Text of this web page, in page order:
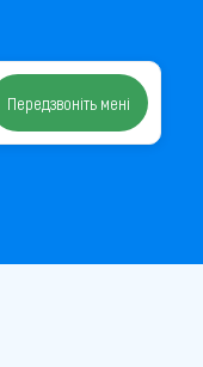
Передзвоніть мені